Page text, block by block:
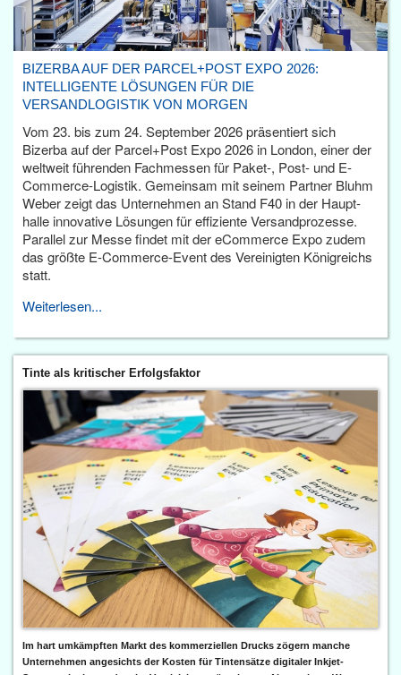
BIZERBA AUF DER PARCEL+POST EXPO 2026:
INTELLIGENTE LÖSUNGEN FÜR DIE
VERSANDLOGISTIK VON MORGEN
Vom 23. bis zum 24. September 2026 präsentiert sich
Bizerba auf der Parcel+Post Expo 2026 in London, einer der
weltweit führenden Fachmessen für Paket-, Post- und E-
Commerce-Logistik. Gemeinsam mit seinem Partner Bluhm
Weber zeigt das Unternehmen an Stand F40 in der Haupt­
halle innovative Lösungen für effiziente Versandprozesse.
Parallel zur Messe findet mit der eCommerce Expo zudem
das größte E-Commerce-Event des Vereinigten Königreichs
statt.
Weiterlesen...
Tinte als kritischer Erfolgsfaktor
Im hart umkämpften Markt des kommerziellen Drucks zögern manche
Unternehmen angesichts der Kosten für Tintensätze digitaler Inkjet-